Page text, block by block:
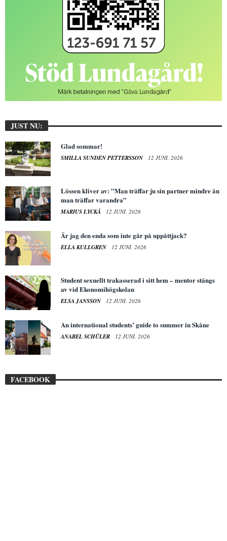
JUST NU:
Glad sommar!
SMILLA SUNDÉN PETTERSSON 12 JUNI, 2026
Lössen kliver av: ”Man träffar ju sin partner mindre än
man träffar varandra”
MARIUS LYCKÅ 12 JUNI, 2026
Är jag den enda som inte går på uppåttjack?
ELLA KULLGREN 12 JUNI, 2026
Student sexuellt trakasserad i sitt hem – mentor stängs
av vid Ekonomihögskolan
ELSA JANSSON 12 JUNI, 2026
An international students’ guide to summer in Skåne
ANABEL SCHÜLER 12 JUNI, 2026
FACEBOOK